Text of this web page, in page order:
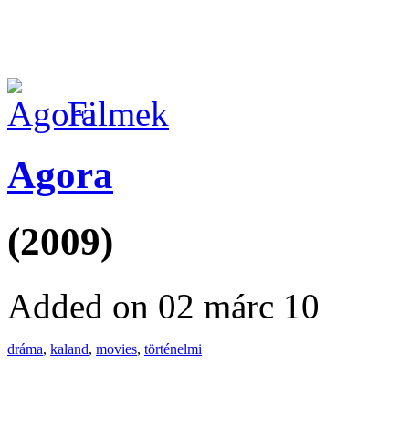
Filmek
Agora
(2009)
Added on 02 márc 10
dráma, kaland, movies, történelmi